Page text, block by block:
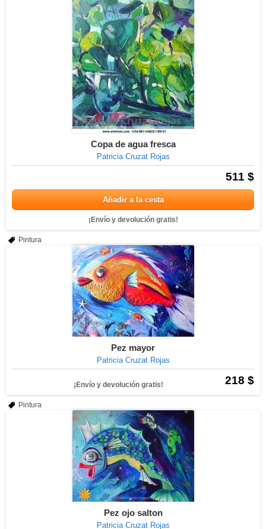
Copa de agua fresca
Patricia Cruzat Rojas
511 $
Añadir a la cesta
¡Envío y devolución gratis!
Pintura
Pez mayor
Patricia Cruzat Rojas
218 $
¡Envío y devolución gratis!
Pintura
Pez ojo salton
Patricia Cruzat Rojas